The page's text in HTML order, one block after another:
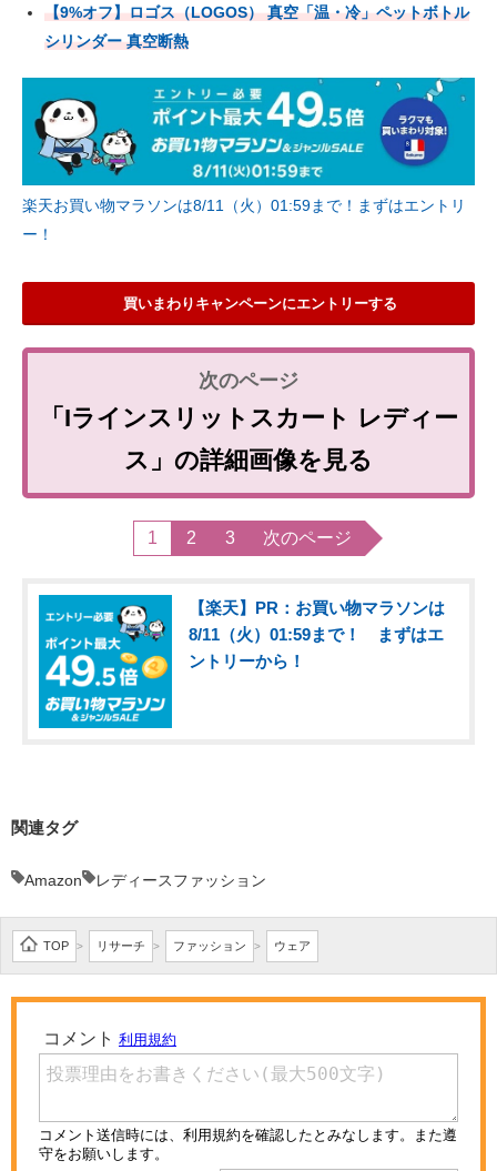
【9%オフ】ロゴス（LOGOS） 真空「温・冷」ペットボトル
シリンダー 真空断熱
楽天お買い物マラソンは8/11（火）01:59まで！まずはエントリ
ー！
買いまわりキャンペーンにエントリーする
「Iラインスリットスカート レディー
ス」の詳細画像を見る
1 2 3 次のページ
【楽天】PR：お買い物マラソンは
8/11（火）01:59まで！ まずはエ
ントリーから！
関連タグ
Amazon レディースファッション
TOP > リサーチ > ファッション > ウェア